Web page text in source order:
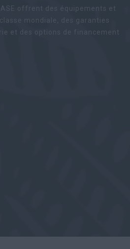
offrent des équipements et
mondiale, des garanties
et des options de financement